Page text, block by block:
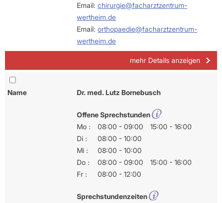
Email: chirurgie@facharztzentrum-
wertheim.de
Email: orthopaedie@facharztzentrum-
wertheim.de
mehr Details anzeigen
Name Dr. med. Lutz Bornebusch
Offene Sprechstunden
Mo :
08:00 - 09:00
15:00 - 16:00
Di :
08:00 - 10:00
Mi :
08:00 - 10:00
Do :
08:00 - 09:00
15:00 - 16:00
Fr :
08:00 - 12:00
Sprechstundenzeiten